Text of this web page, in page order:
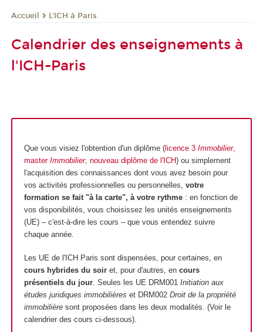
Accueil L'ICH à Paris
Calendrier des enseignements à
l'ICH-Paris
Que vous visiez l'obtention d'un diplôme (licence 3 Immobilier,
master Immobilier, nouveau diplôme de l'ICH) ou simplement
l'acquisition des connaissances dont vous avez besoin pour
vos activités professionnelles ou personnelles, votre
formation se fait "à la carte", à votre rythme : en fonction de
vos disponibilités, vous choisissez les unités enseignements
(UE) – c'est-à-dire les cours – que vous entendez suivre
chaque année.
Les UE de l'ICH Paris sont dispensées, pour certaines, en
cours hybrides du soiret, pour d'autres, en cours
présentiels du jour. Seules les UE DRM001 Initiation aux
études juridiques immobilières et DRM002 Droit de la propriété
immobilièresont proposées dans les deux modalités. (Voir le
calendrier des cours ci-dessous).